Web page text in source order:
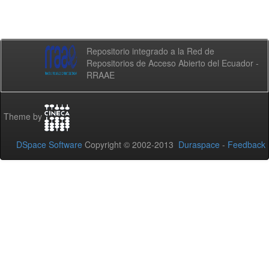
Repositorio integrado a la Red de
Repositorios de Acceso Abierto del Ecuador -
RRAAE
Theme by
DSpace Software Copyright © 2002-2013 Duraspace - Feedback